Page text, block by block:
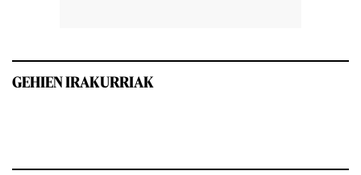
GEHIEN IRAKURRIAK